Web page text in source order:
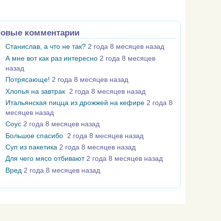
комментарии
Станислав, а что не так? 2 года 8 месяцев назад
А мне вот как раз интересно 2 года 8 месяцев
назад
Потрясающе! 2 года 8 месяцев назад
Хлопья на завтрак 2 года 8 месяцев назад
Итальянская пицца из дрожжей на кефире 2 года 8
месяцев назад
Соус 2 года 8 месяцев назад
Большое спасибо 2 года 8 месяцев назад
Суп из пакетика 2 года 8 месяцев назад
Для чего мясо отбивают 2 года 8 месяцев назад
Вред 2 года 8 месяцев назад